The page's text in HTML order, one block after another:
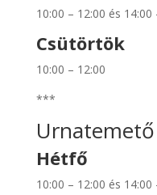
10:00 – 12:00 és 14:00
Csütörtök
10:00 – 12:00
***
Hétfő
10:00 – 12:00 és 14:00